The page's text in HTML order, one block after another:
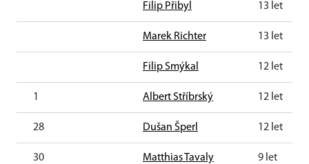
Filip Přibyl 13 let
Marek Richter 13 let
Filip Smýkal 12 let
1 Albert Stříbrský 12 let
28 Dušan Šperl 12 let
30 Matthias Tavaly 9 let